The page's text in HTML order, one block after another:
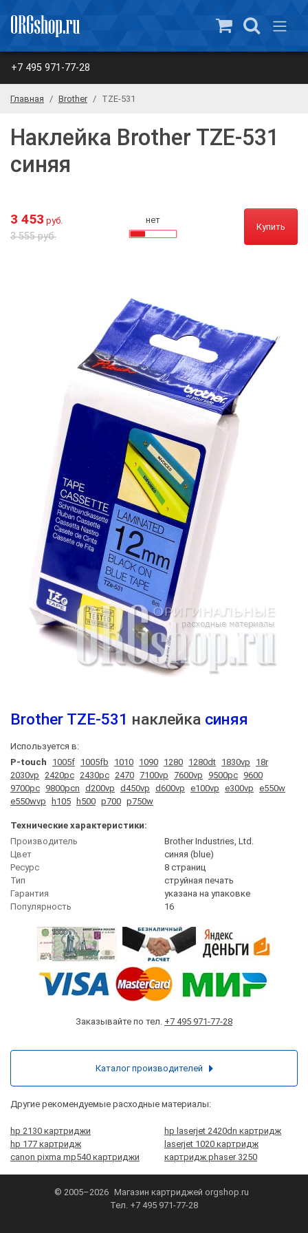
+7 495 971-77-28
Главная Brother TZE-531
Наклейка Brother TZE-531
синяя
3 453 руб.
3 555 руб.
нет
Купить
Brother TZE-531 наклейка синяя
Используется в:
P-touch
1005f 1005fb 1010 1090 1280 1280dt 1830vp
18r
2030vp 2420pc 2430pc 2470 7100vp 7600vp 9500pc 9600
9700pc 9800pcn d200vp d450vp d600vp e100vp e300vp e550w
e550wvp
h105 h500 p700 p750w
Технические характеристики:
Производитель
Brother Industries, Ltd.
Цвет
синяя (blue)
Ресурс
8 страниц
Тип
струйная печать
Гарантия
указана на упаковке
Популярность
16
Заказывайте по тел. +7 495 971-77-28
Другие рекомендуемые расходные материалы:
hp 2130 картриджи
hp laserjet 2420dn картридж
hp 177 картридж
laserjet 1020 картридж
canon pixma mp540 картриджи
картридж phaser 3250
© 2005–2026 Магазин картриджей orgshop.ru
Тел. +7 495 971-77-28